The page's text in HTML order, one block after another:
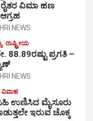
ರೈತರ ವಿಮಾ ಹಣ
NEWS
ರಾಷ್ಟ್ರೀಯ
ಪ್ರಗತಿ –
NEWS
ವಿವಾಹ
ಸಿಹಿ ಉಣಿಸಿದ ಮೈಸೂರು
ಇರುವ ಚೊಕ್ಕ